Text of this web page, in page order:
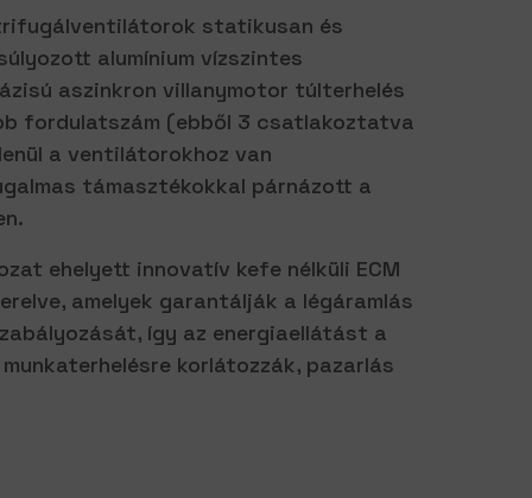
statikusan és
alumínium vízszintes
aszinkron villanymotor túlterhelés
fordulatszám (ebből 3 csatlakoztatva
a ventilátorokhoz van
támasztékokkal párnázott a
ehelyett innovatív kefe nélküli ECM
amelyek garantálják a légáramlás
így az energiaellátást a
korlátozzák, pazarlás